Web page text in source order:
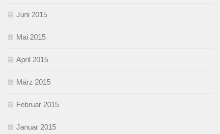
Juni 2015
Mai 2015
April 2015
März 2015
Februar 2015
Januar 2015